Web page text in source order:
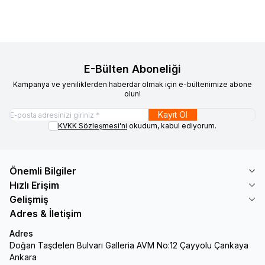
E-Bülten Aboneliği
Kampanya ve yeniliklerden haberdar olmak için e-bültenimize abone
olun!
Kayıt Ol
KVKK Sözleşmesi'ni okudum, kabul ediyorum.
Önemli Bilgiler
Hızlı Erişim
Gelişmiş
Adres & İletişim
Adres
Doğan Taşdelen Bulvarı Galleria AVM No:12 Çayyolu Çankaya
Ankara